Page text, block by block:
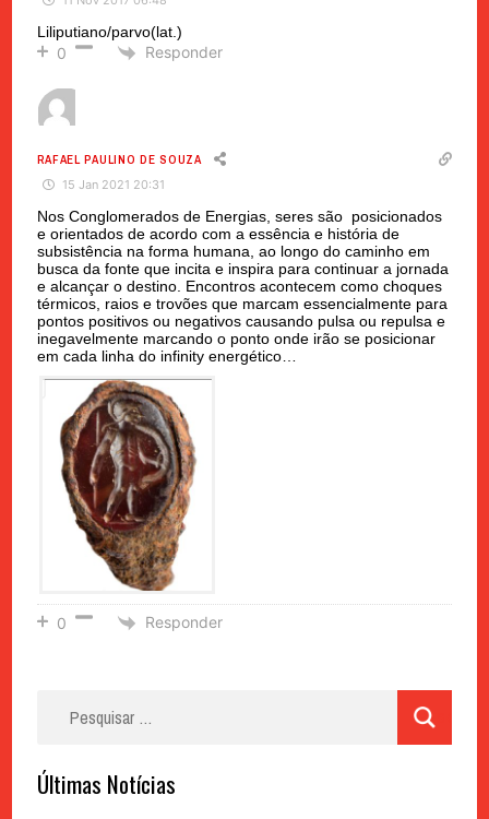
Liliputiano/parvo(lat.)
0 Responder
RAFAEL PAULINO DE SOUZA
15 Jan 2021 20:31
Nos Conglomerados de Energias, seres são posicionados
e orientados de acordo com a essência e história de
subsistência na forma humana, ao longo do caminho em
busca da fonte que incita e inspira para continuar a jornada
e alcançar o destino. Encontros acontecem como choques
térmicos, raios e trovões que marcam essencialmente para
pontos positivos ou negativos causando pulsa ou repulsa e
inegavelmente marcando o ponto onde irão se posicionar
em cada linha do infinity energético…
0 Responder
Últimas Notícias